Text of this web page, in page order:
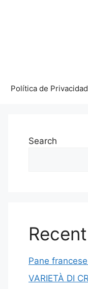
Política de Privacidad
Search
Pane
VARIETÀ DI